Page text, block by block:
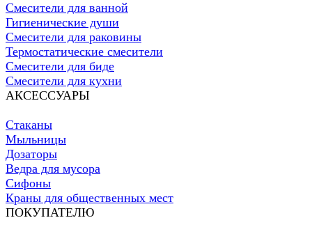
Смесители для ванной
Гигиенические души
Смесители для раковины
Термостатические смесители
Смесители для биде
Смесители для кухни
АКСЕССУАРЫ
Стаканы
Мыльницы
Дозаторы
Ведра для мусора
Сифоны
Краны для общественных мест
ПОКУПАТЕЛЮ